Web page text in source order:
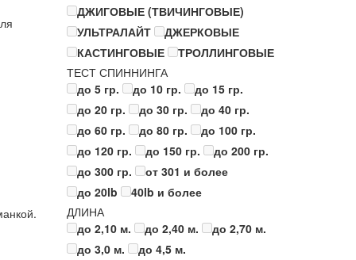
ДЖИГОВЫЕ (ТВИЧИНГОВЫЕ)
УЛЬТРАЛАЙТ
ДЖЕРКОВЫЕ
КАСТИНГОВЫЕ
ТРОЛЛИНГОВЫЕ
ТЕСТ СПИННИНГА
до 5 гр.
до 10 гр.
до 15 гр.
до 20 гр.
до 30 гр.
до 40 гр.
до 60 гр.
до 80 гр.
до 100 гр.
до 120 гр.
до 150 гр.
до 200 гр.
до 300 гр.
от 301 и более
до 20lb
40lb и более
ДЛИНА
до 2,10 м.
до 2,40 м.
до 2,70 м.
до 3,0 м.
до 4,5 м.